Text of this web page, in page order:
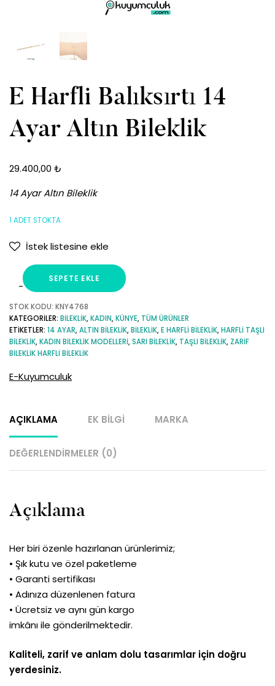
E Harfli Balıksırtı 14
Ayar Altın Bileklik
29.400,00 ₺
14 Ayar Altın Bileklik
1 ADET STOKTA
İstek listesine ekle
Harfli
Balıksırtı
14
Ayar
Bileklik
SEPETE EKLE
STOK KODU: KNY4768
KATEGORILER: BILEKLIK,KADIN,KÜNYE, TÜM ÜRÜNLER
ETIKETLER: 14 AYAR,ALTIN BILEKLIK,BILEKLIK,E HARFLI BILEKLIK,HARFLI TAŞLI
BILEKLIK,KADIN BILEKLIK MODELLERI,SARI BILEKLIK, TAŞLI BILEKLIK, ZARIF
BILEKLIK HARFLI BILEKLIK
E-Kuyumculuk
AÇIKLAMA EK BILGI MARKA
DEĞERLENDIRMELER (0)
Açıklama
Her biri özenle hazırlanan ürünlerimiz;
• Şık kutu ve özel paketleme
• Garanti sertifikası
• Adınıza düzenlenen fatura
• Ücretsiz ve aynı gün kargo
imkânı ile gönderilmektedir.
Kaliteli, zarif ve anlam dolu tasarımlar için doğru
yerdesiniz.